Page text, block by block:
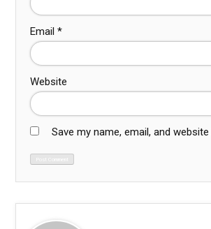
Email *
Website
Save my name, email, and